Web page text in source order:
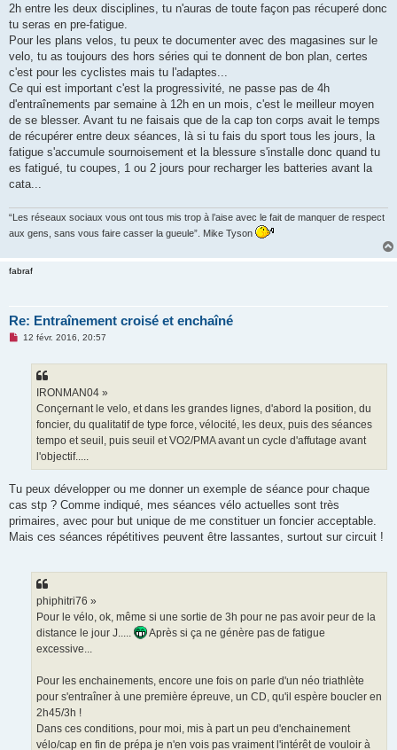
2h entre les deux disciplines, tu n'auras de toute façon pas récuperé donc
tu seras en pre-fatigue.
Pour les plans velos, tu peux te documenter avec des magasines sur le
velo, tu as toujours des hors séries qui te donnent de bon plan, certes
c'est pour les cyclistes mais tu l'adaptes...
Ce qui est important c'est la progressivité, ne passe pas de 4h
d'entraînements par semaine à 12h en un mois, c'est le meilleur moyen
de se blesser. Avant tu ne faisais que de la cap ton corps avait le temps
de récupérer entre deux séances, là si tu fais du sport tous les jours, la
fatigue s'accumule sournoisement et la blessure s'installe donc quand tu
es fatigué, tu coupes, 1 ou 2 jours pour recharger les batteries avant la
cata...
“Les réseaux sociaux vous ont tous mis trop à l’aise avec le fait de manquer de respect
aux gens, sans vous faire casser la gueule”. Mike Tyson
fabraf
Re: Entraînement croisé et enchaîné
M12 févr. 2016, 20:57
IRONMAN04 »
Conçernant le velo, et dans les grandes lignes, d'abord la position, du
foncier, du qualitatif de type force, vélocité, les deux, puis des séances
tempo et seuil, puis seuil et VO2/PMA avant un cycle d'affutage avant
l'objectif.....
Tu peux développer ou me donner un exemple de séance pour chaque
cas stp ? Comme indiqué, mes séances vélo actuelles sont très
primaires, avec pour but unique de me constituer un foncier acceptable.
Mais ces séances répétitives peuvent être lassantes, surtout sur circuit !
phiphitri76 »
Pour le vélo, ok, même si une sortie de 3h pour ne pas avoir peur de la
distance le jour J.....
Après si ça ne génère pas de fatigue
excessive...
Pour les enchainements, encore une fois on parle d'un néo triathlète
pour s'entraîner à une première épreuve, un CD, qu'il espère boucler en
2h45/3h !
Dans ces conditions, pour moi, mis à part un peu d'enchainement
vélo/cap en fin de prépa je n'en vois pas vraiment l'intérêt de vouloir à